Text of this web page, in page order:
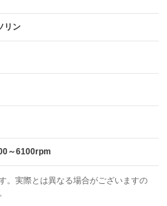
オットマン
：装備なし
：装備あり
リン
～6100rpm
。実際とは異なる場合がございますの